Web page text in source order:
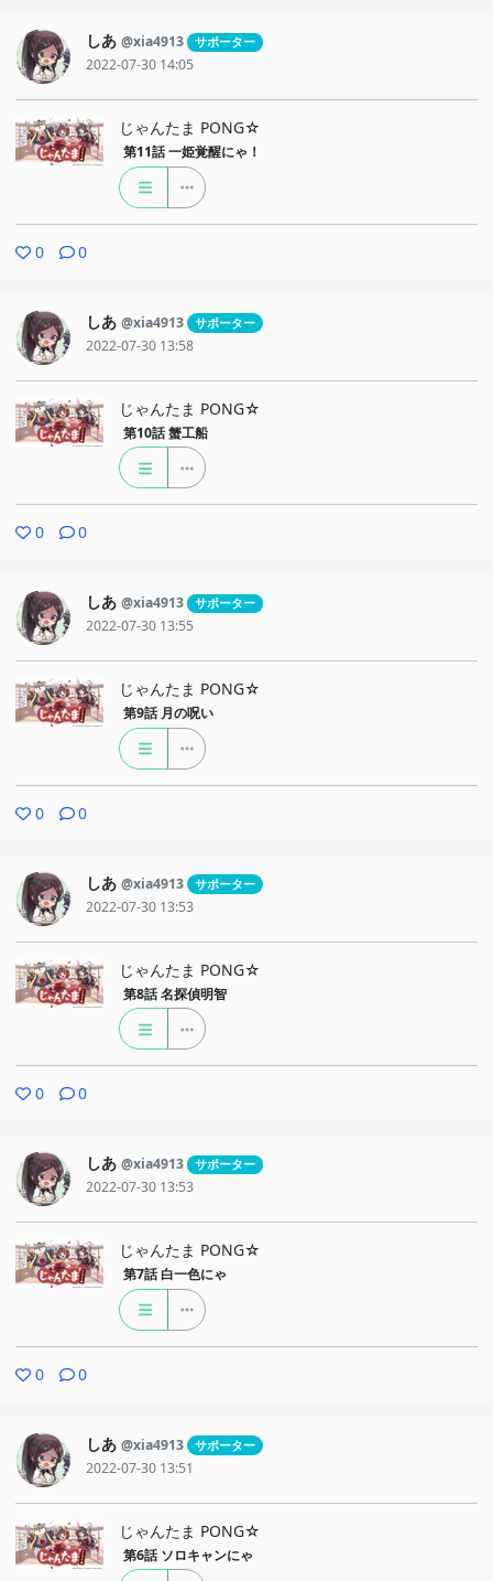
しあ @xia4913 サポーター
2022-07-30 14:05
じゃんたま PONG☆
第11話 一姫覚醒にゃ！
0 0
しあ @xia4913 サポーター
2022-07-30 13:58
じゃんたま PONG☆
第10話 蟹工船
0 0
しあ @xia4913 サポーター
2022-07-30 13:55
じゃんたま PONG☆
第9話 月の呪い
0 0
しあ @xia4913 サポーター
2022-07-30 13:53
じゃんたま PONG☆
第8話 名探偵明智
0 0
しあ @xia4913 サポーター
2022-07-30 13:53
じゃんたま PONG☆
第7話 白一色にゃ
0 0
しあ @xia4913 サポーター
2022-07-30 13:51
じゃんたま PONG☆
第6話 ソロキャンにゃ